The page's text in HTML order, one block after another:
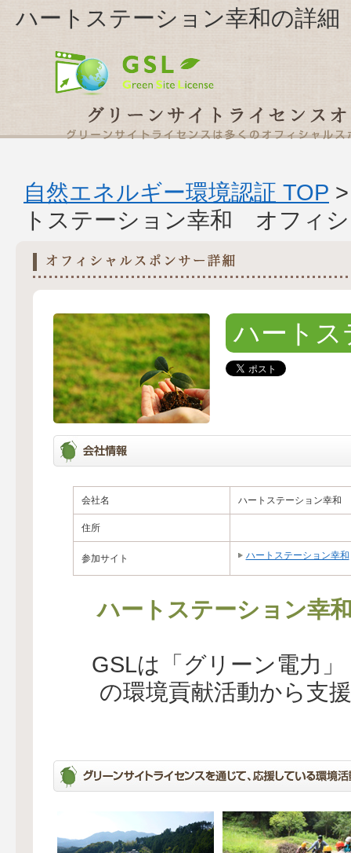
ハートステーション幸和の詳細
自然エネルギー環境認証 TOP
トステーション幸和 オフィ
ハートス
会社名 ハートステーション幸和
住所
参加サイト ハートステーション幸和
ハートステーション幸
GSLは「グリーン電力
の環境貢献活動から支